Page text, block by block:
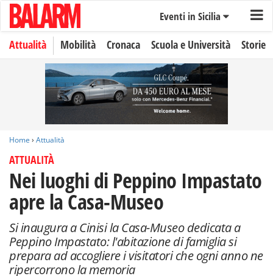
Eventi in Sicilia
Attualità Mobilità Cronaca Scuola e Università Storie
Home › Attualità
ATTUALITÀ
Nei luoghi di Peppino Impastato
apre la Casa-Museo
Si inaugura a Cinisi la Casa-Museo dedicata a
Peppino Impastato: l'abitazione di famiglia si
prepara ad accogliere i visitatori che ogni anno ne
ripercorrono la memoria